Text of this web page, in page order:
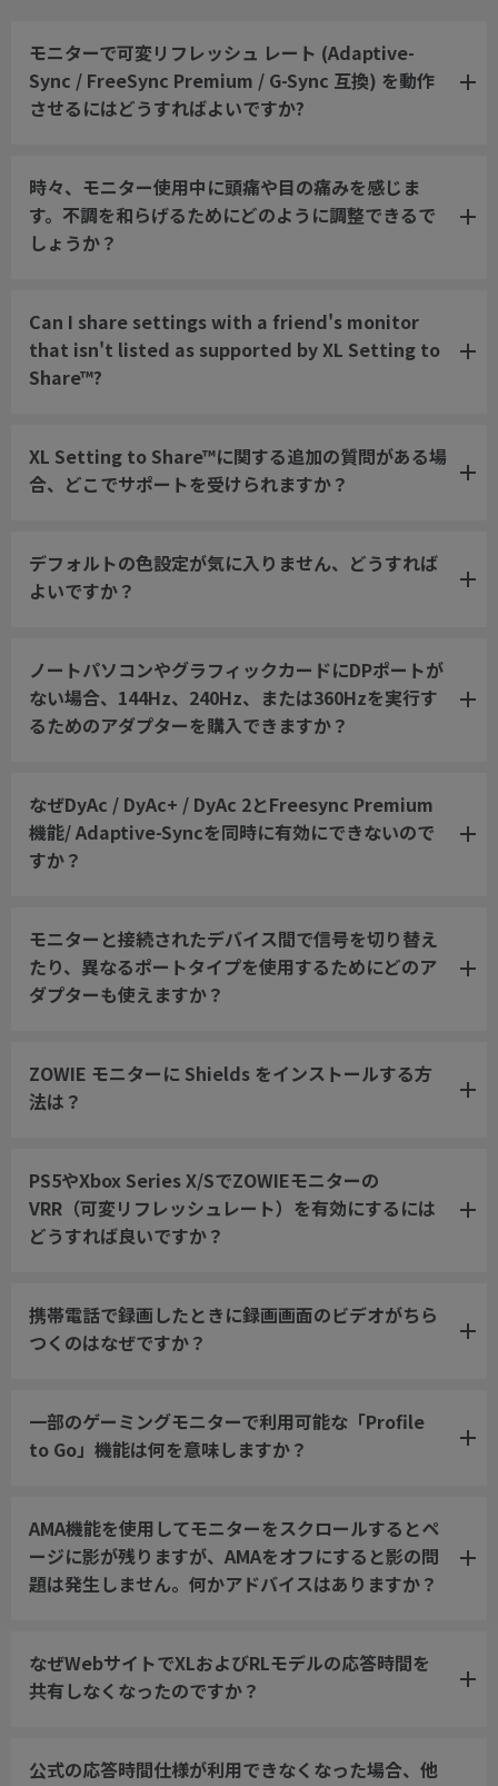
モニターで可変リフレッシュ レート (Adaptive-
Sync / FreeSync Premium / G-Sync 互換) を動作
させるにはどうすればよいですか?
時々、モニター使用中に頭痛や目の痛みを感じま
す。不調を和らげるためにどのように調整できるで
しょうか？
Can I share settings with a friend's monitor
that isn't listed as supported by XL Setting to
Share™?
XL Setting to Share™に関する追加の質問がある場
合、どこでサポートを受けられますか？
デフォルトの色設定が気に入りません、どうすれば
よいですか？
ノートパソコンやグラフィックカードにDPポートが
ない場合、144Hz、240Hz、または360Hzを実行す
るためのアダプターを購入できますか？
なぜDyAc / DyAc+ / DyAc 2とFreesync Premium
機能/ Adaptive-Syncを同時に有効にできないので
すか？
モニターと接続されたデバイス間で信号を切り替え
たり、異なるポートタイプを使用するためにどのア
ダプターも使えますか？
ZOWIE モニターに Shields をインストールする方
法は？
PS5やXbox Series X/SでZOWIEモニターの
VRR（可変リフレッシュレート）を有効にするには
どうすれば良いですか？
携帯電話で録画したときに録画画面のビデオがちら
つくのはなぜですか？
一部のゲーミングモニターで利用可能な「Profile
to Go」機能は何を意味しますか？
AMA機能を使用してモニターをスクロールするとペ
ージに影が残りますが、AMAをオフにすると影の問
題は発生しません。何かアドバイスはありますか？
なぜWebサイトでXLおよびRLモデルの応答時間を
共有しなくなったのですか？
公式の応答時間仕様が利用できなくなった場合、他